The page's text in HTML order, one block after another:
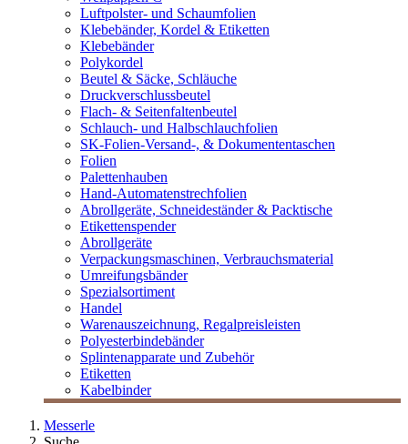
Luftpolster- und Schaumfolien
Klebebänder, Kordel & Etiketten
Klebebänder
Polykordel
Beutel & Säcke, Schläuche
Druckverschlussbeutel
Flach- & Seitenfaltenbeutel
Schlauch- und Halbschlauchfolien
SK-Folien-Versand-, & Dokumententaschen
Folien
Palettenhauben
Hand-Automatenstrechfolien
Abrollgeräte, Schneideständer & Packtische
Etikettenspender
Abrollgeräte
Verpackungsmaschinen, Verbrauchsmaterial
Umreifungsbänder
Spezialsortiment
Handel
Warenauszeichnung, Regalpreisleisten
Polyesterbindebänder
Splintenapparate und Zubehör
Etiketten
Kabelbinder
Messerle